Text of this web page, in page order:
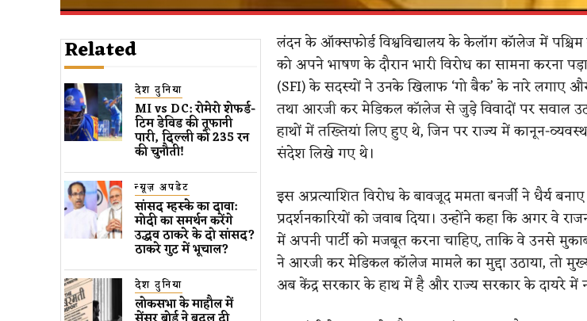
Related
देश दुनिया
MI vs DC: रोमेरो शेफर्ड-
टिम डेविड की तूफानी
पारी, दिल्ली को 235 रन
की चुनौती!
न्यूज़ अपडेट
सांसद म्हस्के का दावा:
मोदी का समर्थन करेंगे
उद्धव ठाकरे के दो सांसद?
ठाकरे गुट में भूचाल?
देश दुनिया
लोकसभा के माहौल में
लंदन के ऑक्सफोर्ड विश्वविद्यालय के केलॉग कॉलेज में पश्चिम
को अपने भाषण के दौरान भारी विरोध का सामना करना
(SFI) के सदस्यों ने उनके खिलाफ ‘गो बैक’ के नारे लगाए
तथा आरजी कर मेडिकल कॉलेज से जुड़े विवादों पर सवाल
हाथों में तख्तियां लिए हुए थे, जिन पर राज्य में कानून-
संदेश लिखे गए थे।
इस अप्रत्याशित विरोध के बावजूद ममता बनर्जी ने धैर्य
प्रदर्शनकारियों को जवाब दिया। उन्होंने कहा कि अगर वे
में अपनी पार्टी को मजबूत करना चाहिए, ताकि वे उनसे
ने आरजी कर मेडिकल कॉलेज मामले का मुद्दा उठाया, तो
अब केंद्र सरकार के हाथ में है और राज्य सरकार के दायरे में